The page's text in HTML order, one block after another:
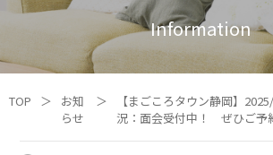
Information
TOP ＞
お知
らせ
＞
【まごころタウン静岡】
況：面会受付中！ ぜひご予